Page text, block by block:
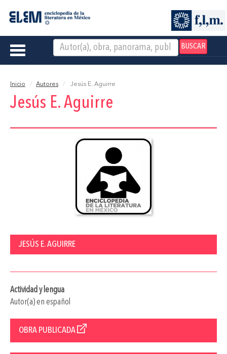
BUSCAR
Toggle
Inicio Autores Jesús E. Aguirre
Jesús E. Aguirre
JESÚS E. AGUIRRE
Actividad y lengua
Autor(a) en español
OBRA PUBLICADA